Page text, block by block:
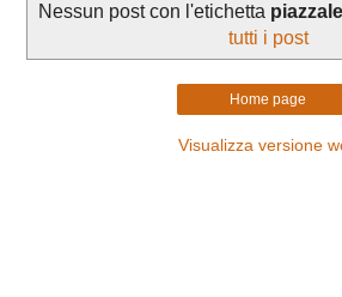
Nessun post con l'etichetta
tutti i post
Home page
Visualizza versione